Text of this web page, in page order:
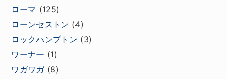
ローマ (125)
ローンセストン (4)
ロックハンプトン (3)
ワーナー (1)
ワガワガ(8)